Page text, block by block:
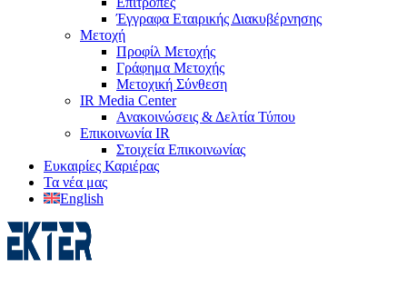
Έγγραφα Εταιρικής Διακυβέρνησης
Μετοχή
Προφίλ Μετοχής
Γράφημα Μετοχής
Μετοχική Σύνθεση
IR Media Center
Ανακοινώσεις & Δελτία Τύπου
Επικοινωνία IR
Στοιχεία Επικοινωνίας
Ευκαιρίες Καριέρας
Τα νέα μας
English